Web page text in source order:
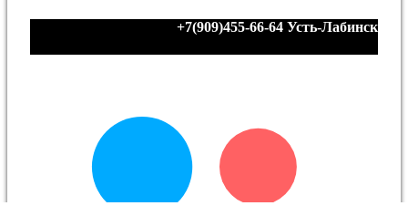
+7(909)455-66-64 Усть-Лабинск